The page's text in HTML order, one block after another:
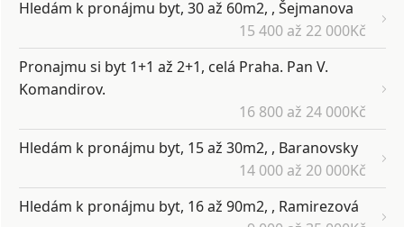
Hledám k pronájmu byt, 30 až 60m2, , Šejmanova
15 400 až 22 000Kč
Pronajmu si byt 1+1 až 2+1, celá Praha. Pan V.
Komandirov.
16 800 až 24 000Kč
Hledám k pronájmu byt, 15 až 30m2, , Baranovsky
14 000 až 20 000Kč
Hledám k pronájmu byt, 16 až 90m2, , Ramirezová